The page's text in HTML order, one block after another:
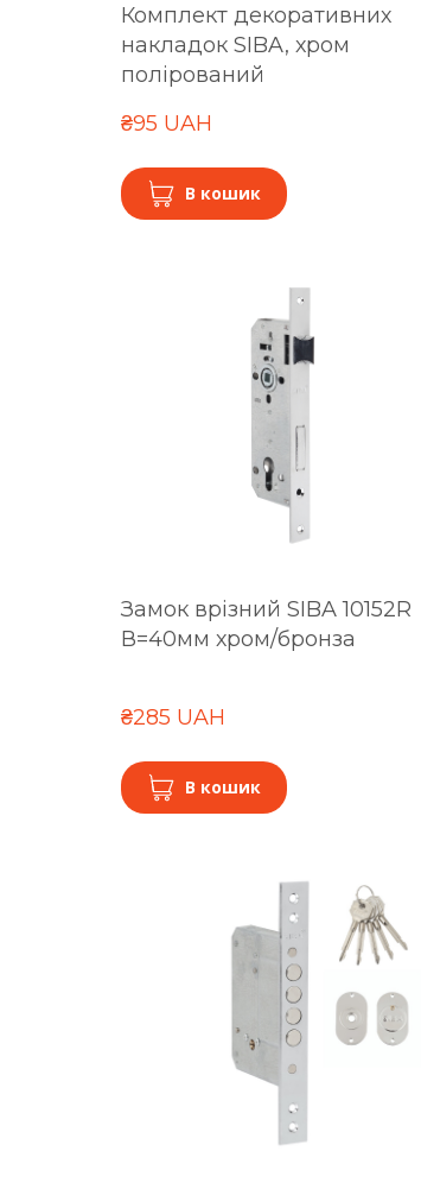
Комплект декоративних
накладок SIBA, хром
полірований
₴95 UAH
В кошик
Замок врізний SIBA 10152R
В=40мм хром/бронза
₴285 UAH
В кошик